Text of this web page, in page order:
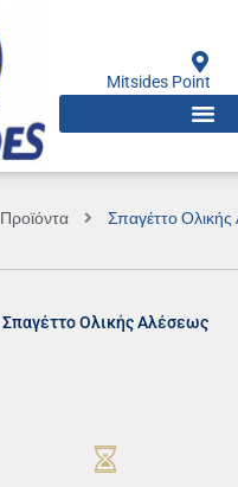
Mitsides Point
Προϊόντα Σπαγέττο
Σπαγέττο Ολικής Αλέσεως